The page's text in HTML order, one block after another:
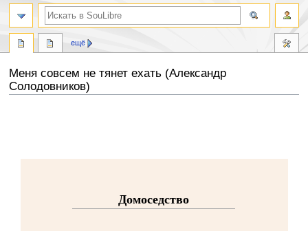
Меня совсем не тянет ехать (Александр
Солодовников)
Домоседство
ещё